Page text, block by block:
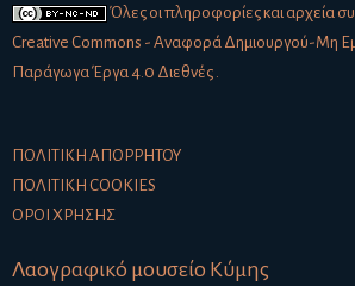
Όλες οι πληροφορίες και αρχεία
Creative Commons - Αναφορά Δημιουργού-Μη
Παράγωγα Έργα 4.0 Διεθνές
ΠΟΛΙΤΙΚΉ ΑΠΟΡΡΉΤΟΥ
ΠΟΛΙΤΙΚΉ COOKIES
ΌΡΟΙ ΧΡΉΣΗΣ
Λαογραφικό μουσείο Κύμης